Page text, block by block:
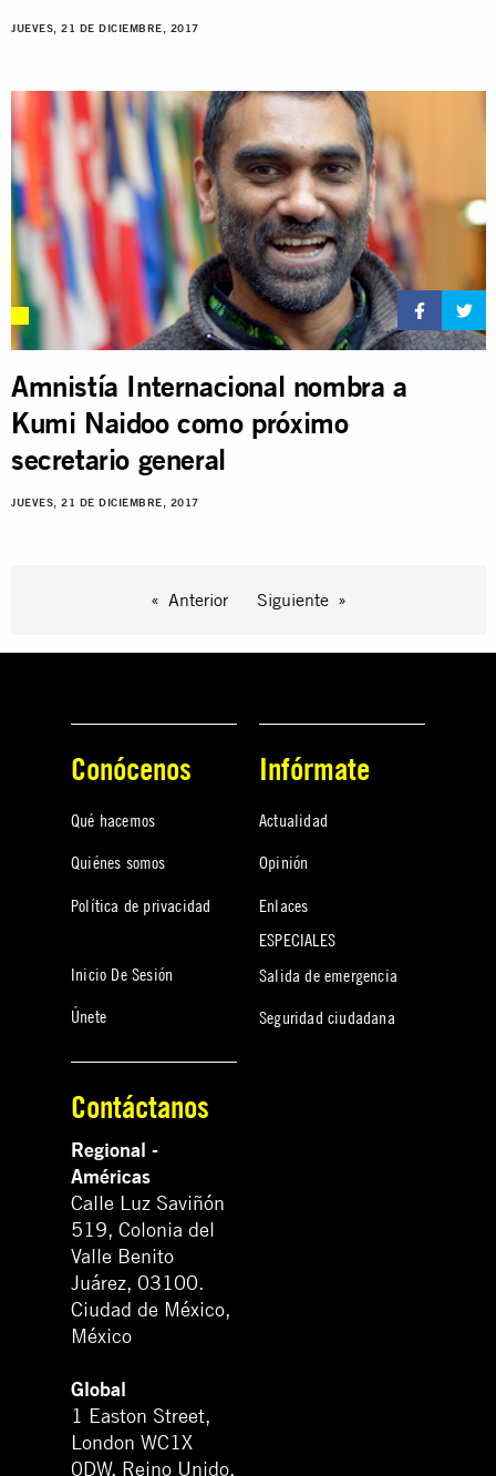
JUEVES, 21 DE DICIEMBRE, 2017
Amnistía Internacional nombra a
Kumi Naidoo como próximo
secretario general
JUEVES, 21 DE DICIEMBRE, 2017
Anterior Siguiente
Conócenos
Qué hacemos
Quiénes somos
Política de privacidad
Inicio De Sesión
Únete
Infórmate
Actualidad
Opinión
Enlaces
ESPECIALES
Salida de emergencia
Seguridad ciudadana
Contáctanos
Regional -
Américas
Calle Luz Saviñón
519, Colonia del
Valle Benito
Juárez, 03100.
Ciudad de México,
México
Global
1 Easton Street,
London WC1X
0DW. Reino Unido.